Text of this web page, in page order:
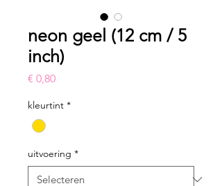
neon geel (12 cm / 5
inch)
€ 0,80Prijs
kleurtint *
uitvoering *